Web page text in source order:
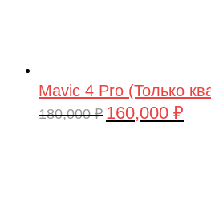
Mavic 4 Pro (Только
180,000₽ Первоначальная
160,000 ₽